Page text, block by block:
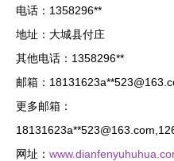
电话：1358296**
地址：大城县付庄
其他电话：1358296**
邮箱：18131623a**
更多邮箱：
18131623a**523@163.com
网址：